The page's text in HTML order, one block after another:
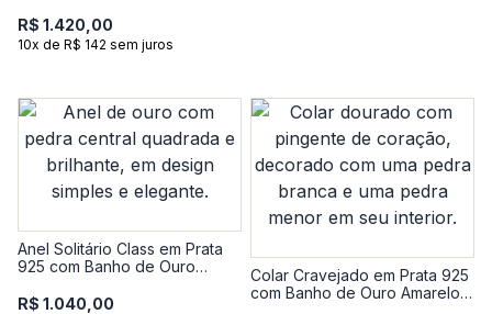
R$ 1.420,00
10x de R$ 142 sem juros
Anel Solitário Class em Prata
925 com Banho de Ouro
R$ 1.040,00
Colar Cravejado em Prata 925
com Banho de Ouro Amarelo